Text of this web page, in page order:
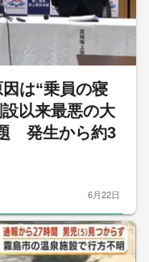
は“乗員の寝
以来最悪の大
発生から約3
6月22日